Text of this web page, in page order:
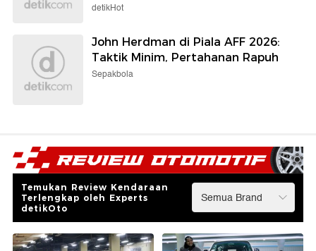
detikHot
John Herdman di Piala AFF 2026:
Taktik Minim, Pertahanan Rapuh
Sepakbola
Temukan Review Kendaraan
Terlengkap oleh Experts
detikOto